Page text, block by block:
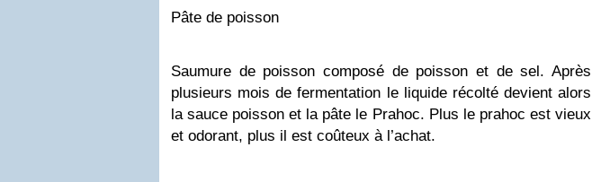
Pâte de poisson
Saumure de poisson composé de poisson et de sel. Après
plusieurs mois de fermentation le liquide récolté devient alors
la sauce poisson et la pâte le Prahoc. Plus le prahoc est vieux
et odorant, plus il est coûteux à l’achat.